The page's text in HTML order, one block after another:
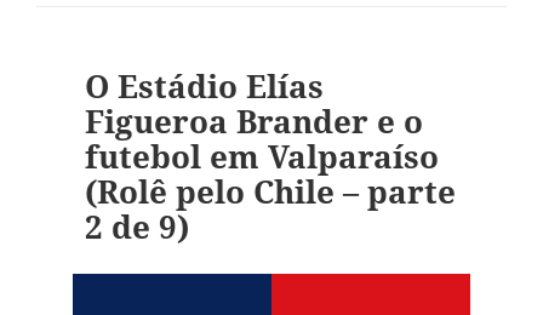
O Estádio Elías
Figueroa Brander e o
futebol em Valparaíso
(Rolê pelo Chile – parte
2 de 9)